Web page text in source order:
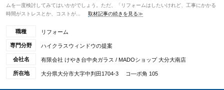
ムを一度検討してみてはいかがでしょう。ただ、「リフォームはしたいけれど、工事にかかる
時間がストレスとか、コストが...
取材記事の続きを見る≫
職種 リフォーム
専門分野 ハイクラスウィンドウの提案
会社名 有限会社 けやき台中央ガラス / MADOショップ 大分大南店
所在地 大分県大分市大字中判田1704-3 コ―ポ角 105